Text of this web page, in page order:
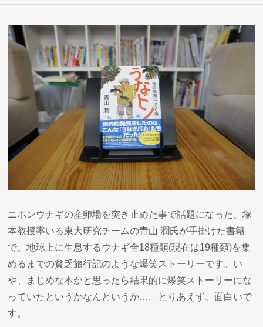
ニホンウナギの産卵場を突き止めた事で話題になった、塚
本教授率いる東大研究チームの青山 潤氏が手掛けた書籍
で、地球上に生息するウナギ全18種類(現在は19種類)を集
めるまでの貧乏旅行記のような爆笑ストーリーです。い
や、まじめな本かと思ったら結果的に爆笑ストーリーにな
っていたというかなんというか…。とりあえず、面白いで
す。